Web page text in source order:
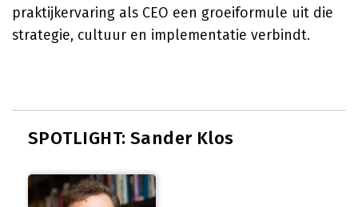
praktijkervaring als CEO een groeiformule uit die
strategie, cultuur en implementatie verbindt.
SPOTLIGHT: Sander Klos